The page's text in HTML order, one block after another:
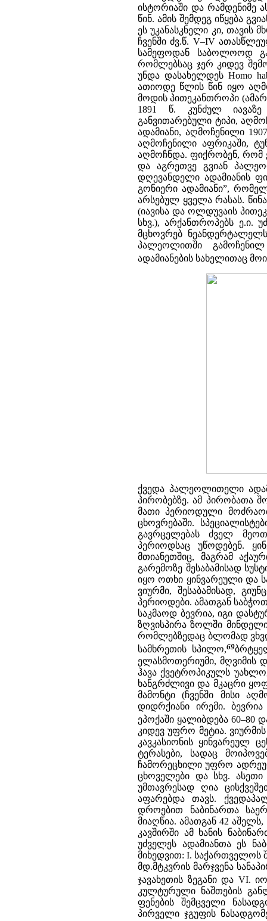
ისტორიაში და რამდენიმე
წინ. ამის შემდეგ იწყება
ეს უკანასკნელი კი, თავის
ჩვენში ძვ.წ. V–IV
სამეფოდან საბოლოოდ
რომლებსაც ჯერ კიდევ
უნდა დასახელდეს Homo
ათიოდე წლის წინ იყო
მოდის პითეკანთროპი
1891 წ. კუნძულ იავაზე
განვითარებული ტიპი,
ადამიანი, აღმოჩენილი
აღმოჩენილი აფრიკაში,
აღმოჩნდა. ფიქრობენ, რომ
და აგრეთვე გვიან
დღევანდელი ადამიანის
გონიერი ადამიანი”,
არსებულ ყველა რასას.
(იავისა და ოლდუვაის
სხვ.), არქანთროპებს ე.ი.
მცხოვრებ
პალეოლითში
ადამიანების სახელითაც
ქვედა პალეოლითელი
პირობებზე. ამ პირობათა
მათი პერიოდული
ცხოვრებაში.
გავრცელებას ძველ
პერიოდსაც უწოდებენ.
მთიანეთშიც, მაგრამ
გარემოზე შესაბამისად
იყო ოთხი ყინვარეული და
ვიურმი, შესაბამისად,
პერიოდები. ამათგან
საკმაოდ ბევრია, იგი
ზღვისპირა ზოლში
რომლებზედაც ბლომად
სამხრეთის სპილო,69
ელასმოთერიუმი, მღვიმის
ჰავა ქვეტროპიკულს
ხანგრძლივი და მკაცრი
მამონტი (ჩვენში მისი
დიდრქიანი ირემი.
ეპოქაში ყალიბდება 60–80
კიდევ უფრო მეტია.
კავკასიონის ყინვარეულ
ტერასები, სადაც
ჩამორეცხილი უფრო
ცხოველები და სხვ. ასეთი
უმთავრესად ღია
აფარებდა თავს.
დროებით ნაბინართა
მიაღწია. ამათგან 42
კავშირში ამ ხანის
უძველეს ადამიანთა ეს
მიხედვით: I. საქართველოს
მდ.მტკვრის მარჯვენა
ჯავახეთის ზეგანი და VI.
კულტურული ნაშთების
ფენების შემცველი
პირველი ჯგუფის